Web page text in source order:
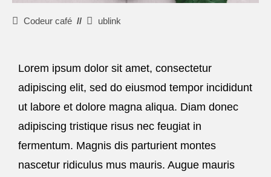
Codeur café ublink
Lorem ipsum dolor sit amet, consectetur
adipiscing elit, sed do eiusmod tempor incididunt
ut labore et dolore magna aliqua. Diam donec
adipiscing tristique risus nec feugiat in
fermentum. Magnis dis parturient montes
nascetur ridiculus mus mauris. Augue mauris